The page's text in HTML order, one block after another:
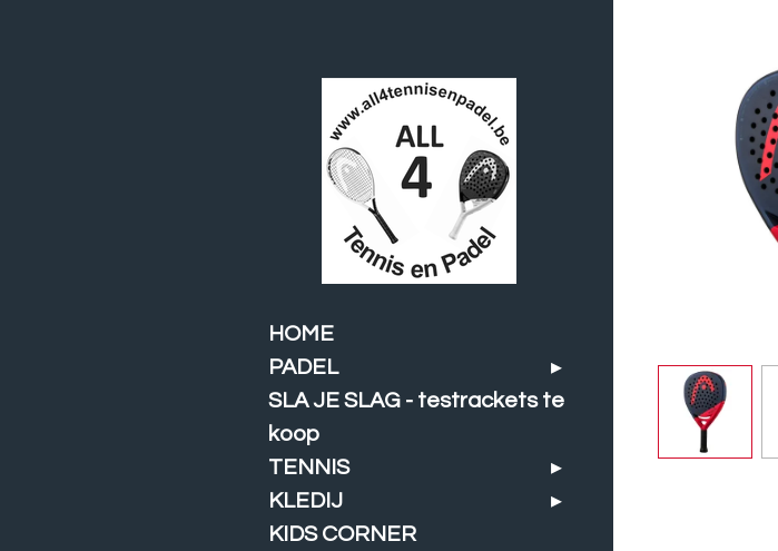
HOME
PADEL
SLA JE SLAG - testrackets te
koop
TENNIS
KLEDIJ
KIDS CORNER